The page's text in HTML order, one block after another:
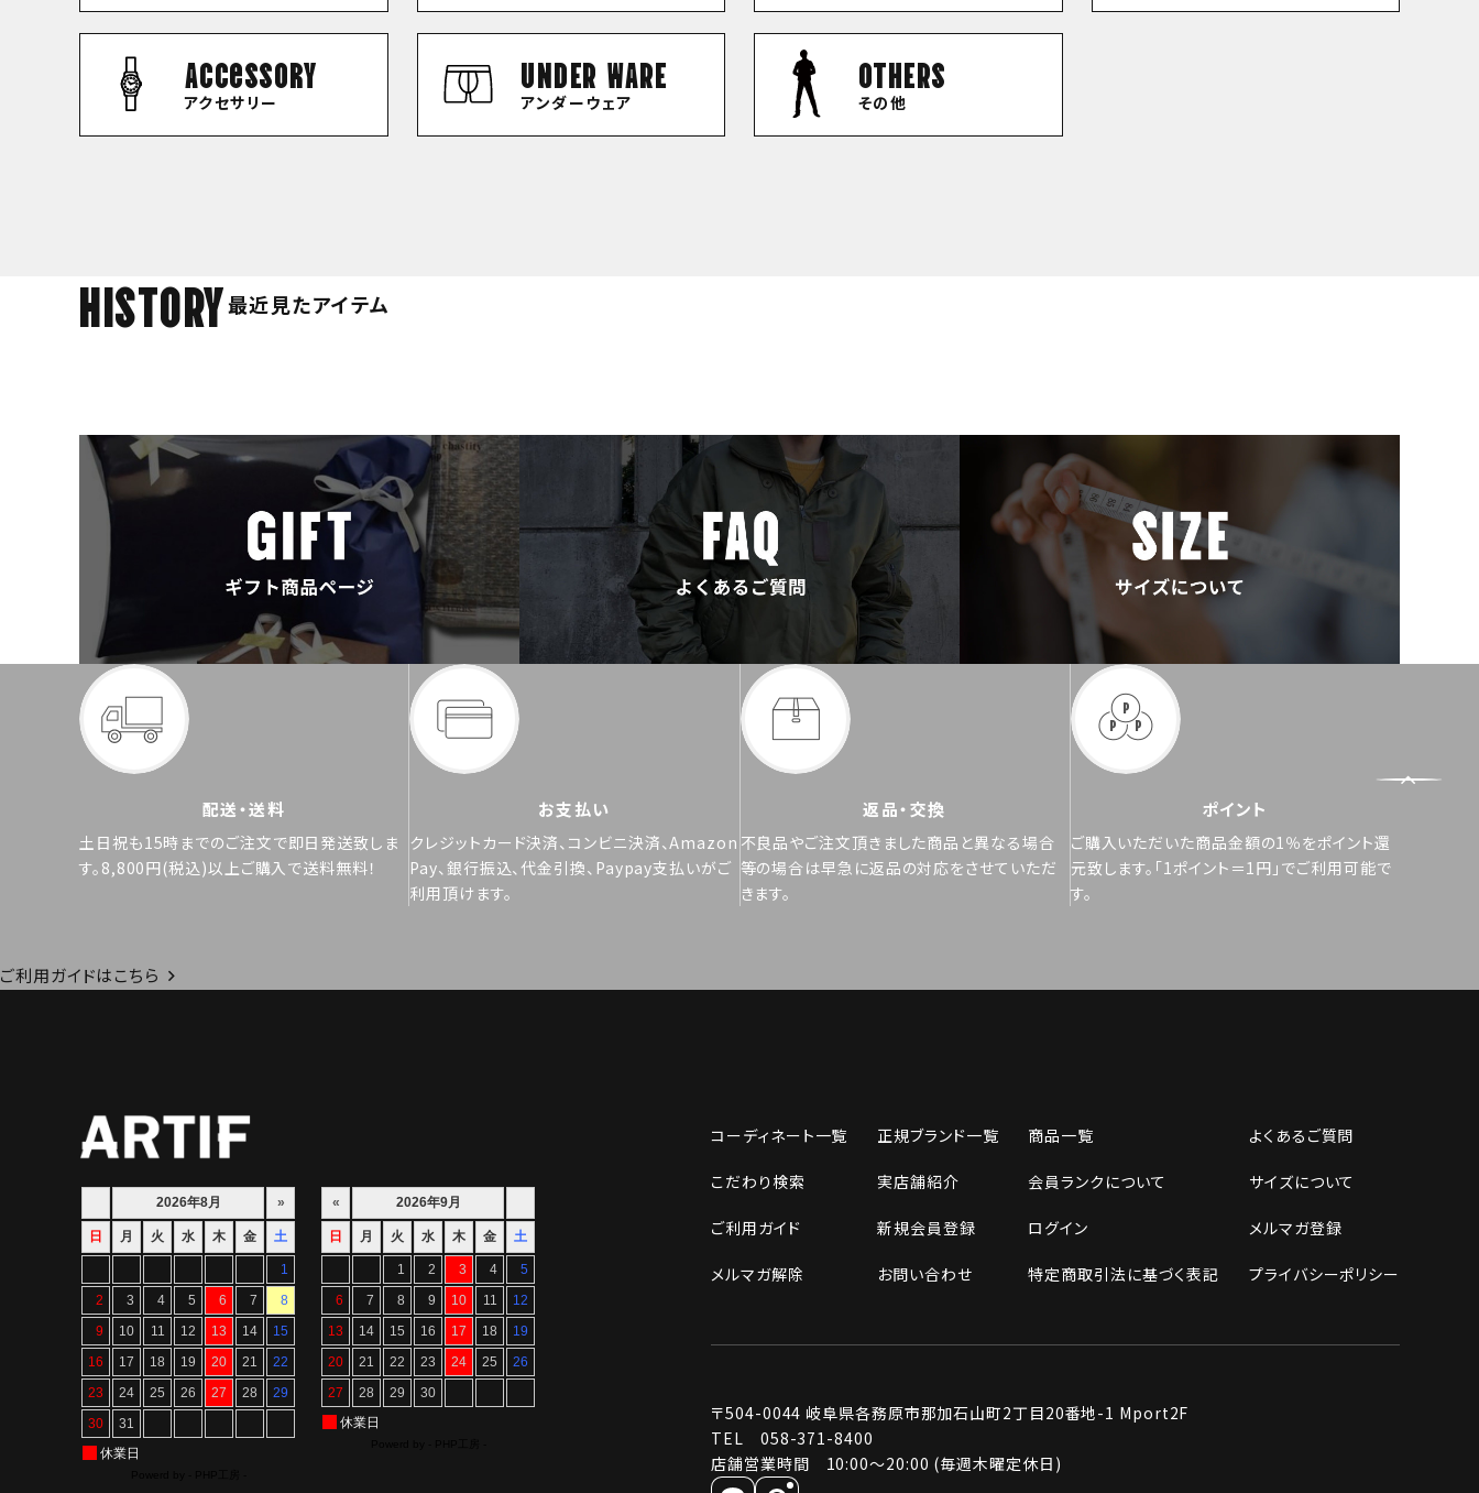
Accessory
アクセサリー
UNDER WARE
アンダーウェア
OTHERS
その他
HISTORY最近見たアイテム
配送・送料
土日祝も15時までのご注文で即日発送致しま
す。8,800円(税込)以上ご購入で送料無料！
お支払い
クレジットカード決済、コンビニ決済、Amazon
Pay、銀行振込、代金引換、Paypay支払いがご
利用頂けます。
返品・交換
不良品やご注文頂きました商品と異なる場合
等の場合は早急に返品の対応をさせていただ
きます。
ポイント
ご購入いただいた商品金額の1％をポイント還
元致します。「1ポイント＝1円」でご利用可能で
す。
ご利用ガイドはこちら
コーディネート一覧 正規ブランド一覧 商品一覧 よくあるご質問
こだわり検索 実店舗紹介 会員ランクについて サイズについて
ご利用ガイド 新規会員登録 ログイン メルマガ登録
メルマガ解除 お問い合わせ 特定商取引法に基づく表記 プライバシーポリシー
〒504-0044 岐阜県各務原市那加石山町2丁目20番地-1 Mport2F
店舗営業時間 10:00～20:00 (毎週木曜定休日)
TEL 058-371-8400